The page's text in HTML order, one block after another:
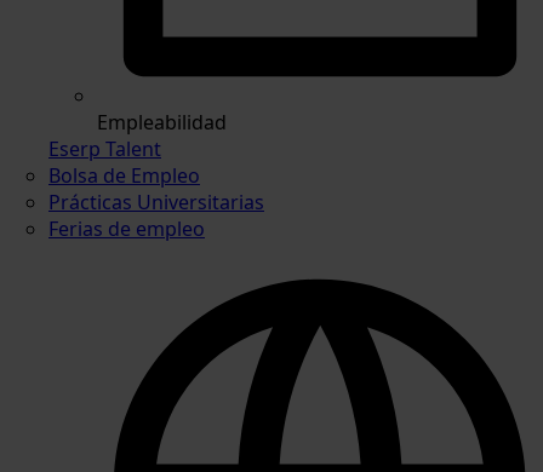
Empleabilidad
Eserp Talent
Bolsa de Empleo
Prácticas Universitarias
Ferias de empleo